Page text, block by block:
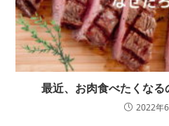
最近、お肉食べたくな
2022年